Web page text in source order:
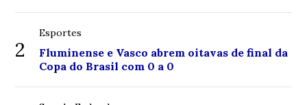
2
Esportes
Fluminense e Vasco abrem oitavas de final da
Copa do Brasil com 0 a 0